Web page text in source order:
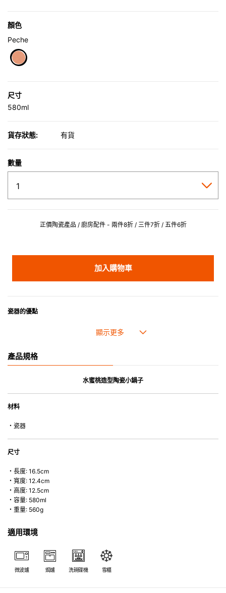
顏色
Peche
尺寸
580ml
貨存狀態: 有貨
數量
正價陶瓷產品 / 廚房配件 - 兩件8折 / 三件7折 / 五件6折
加入購物車
瓷器的優點
• 耐熱性極佳，適用於微波爐，也可放入焗爐，耐熱程度高達260℃。
• 可用於洗碗機。
• 合乎食用安全的塗層表面，幾乎不黏，食物容易脫落，清洗方便。
*不可直接用於熱源上
產品規格
水蜜桃造型陶瓷小鍋子
材料
・瓷器
尺寸
・長度: 16.5cm
・寬度: 12.4cm
・高度: 12.5cm
・容量: 580ml
・重量: 560g
適用環境
微波爐 焗爐 洗碗碟機 雪櫃